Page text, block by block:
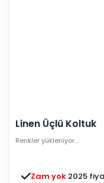
Linen Üçlü Koltuk
Renkler yükleniyor…
Zam yok 2025